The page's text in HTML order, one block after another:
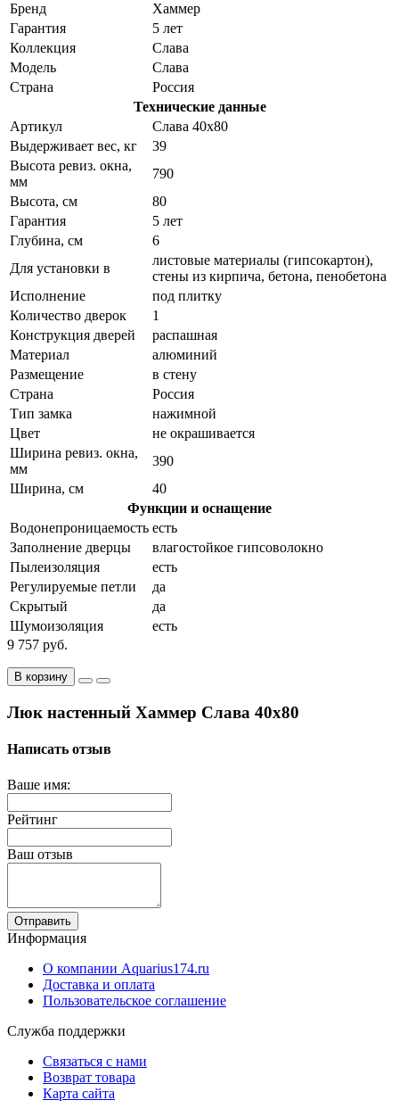
Бренд
Хаммер
Гарантия
5 лет
Коллекция
Слава
Модель
Слава
Страна
Россия
Технические данные
Артикул
Слава 40x80
Выдерживает вес, кг
39
Высота ревиз. окна,
мм
790
Высота, см
80
Гарантия
5 лет
Глубина, см
6
Для установки в
листовые материалы (гипсокартон),
стены из кирпича, бетона, пенобетона
Исполнение
под плитку
Количество дверок
1
Конструкция дверей
распашная
Материал
алюминий
Размещение
в стену
Страна
Россия
Тип замка
нажимной
Цвет
не окрашивается
Ширина ревиз. окна,
мм
390
Ширина, см
40
Функции и оснащение
Водонепроницаемость есть
Заполнение дверцы
влагостойкое гипсоволокно
Пылеизоляция
есть
Регулируемые петли
да
Скрытый
да
Шумоизоляция
есть
9 757 руб.
В корзину
Люк настенный Хаммер Слава 40x80
Написать отзыв
Ваше имя:
Рейтинг
Ваш отзыв
Отправить
Информация
О компании Aquarius174.ru
Доставка и оплата
Пользовательское соглашение
Служба поддержки
Связаться с нами
Возврат товара
Карта сайта